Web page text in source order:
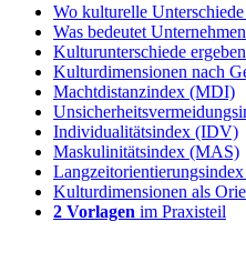
Wo kulturelle
Was bedeutet
Kulturunterschiede
Kulturdimensionen nach
Machtdistanzindex (MDI)
Individualitätsindex (IDV)
Maskulinitätsindex (MAS)
Kulturdimensionen als
2 Vorlagen im Praxisteil